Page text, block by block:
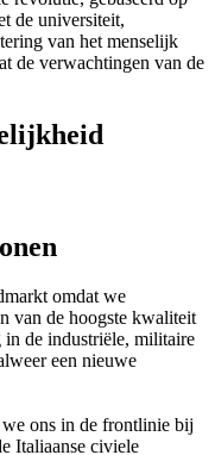
de universiteit,
van het menselijk
de verwachtingen van de
omdat we
van de hoogste kwaliteit
in de industriële, militaire
een nieuwe
ons in de frontlinie bij
Italiaanse civiele